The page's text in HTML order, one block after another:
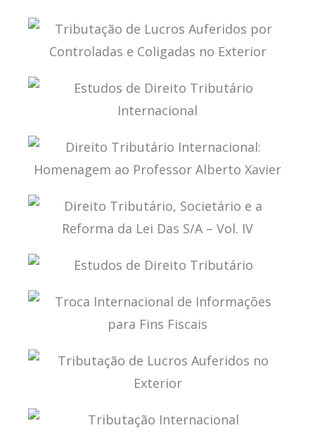
TAX SOVEREIGNTY IN THE BEPS ERA
TRIBUTAÇÃO DE LUCROS AUFERIDOS POR
CONTROLADAS E COLIGADAS NO EXTERIOR
ESTUDOS DE DIREITO TRIBUTÁRIO
INTERNACIONAL
DIREITO TRIBUTÁRIO INTERNACIONAL:
HOMENAGEM AO PROFESSOR ALBERTO XAVIER
DIREITO TRIBUTÁRIO, SOCIETÁRIO E A REFORMA
DA LEI DAS S/A – VOL. IV
ESTUDOS DE DIREITO TRIBUTÁRIO
TROCA INTERNACIONAL DE INFORMAÇÕES PARA
FINS FISCAIS
TRIBUTAÇÃO DE LUCROS AUFERIDOS NO